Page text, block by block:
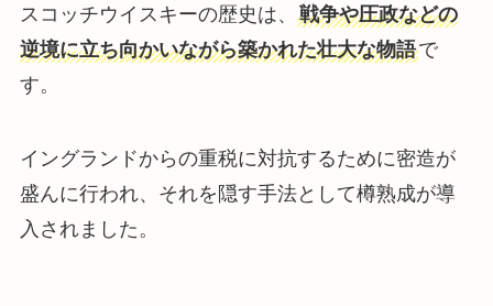
スコッチウイスキーの歴史は、 戦争や圧政などの
逆境に立ち向かいながら築かれた壮大な物語で
す。
イングランドからの重税に対抗するために密造が
盛んに行われ、それを隠す手法として樽熟成が導
入されました。